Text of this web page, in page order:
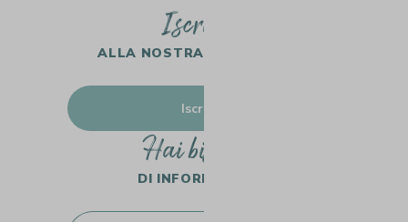
Iscriviti
ALLA NOSTRA NEWSLETTER
Iscriviti
Hai bisogno
DI INFORMAZIONI?